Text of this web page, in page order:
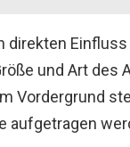
und Art des
Vordergrund
aufgetragen